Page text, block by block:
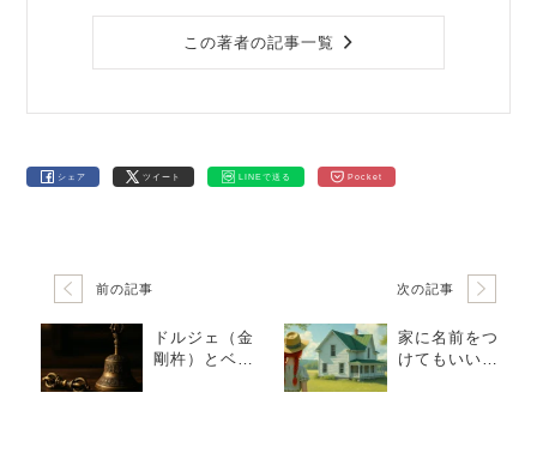
この著者の記事一覧
シェア ツイート LINEで送る Pocket
前の記事
ドルジェ（金
剛杵）とベル
次の記事
家に名前をつ
けてもいい